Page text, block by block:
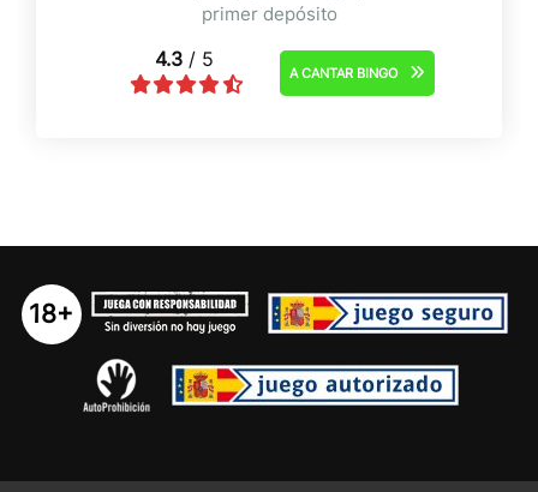
primer depósito
4.3 / 5
A CANTAR BINGO
18+